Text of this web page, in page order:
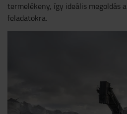
termelékeny, így ideális megoldás
feladatokra.